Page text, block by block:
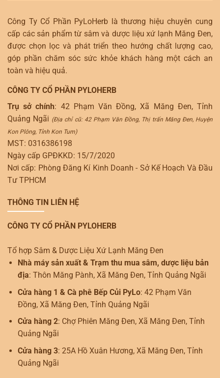
Công Ty Cổ Phần PyLoHerb là thương hiệu chuyên cung
cấp các sản phẩm từ sâm và dược liệu xứ lạnh Măng Đen,
được chọn lọc và phát triển theo hướng chất lượng cao,
góp phần chăm sóc sức khỏe khách hàng một cách an
toàn và hiệu quả.
CÔNG TY CỔ PHẦN PYLOHERB
Trụ sở chính: 42 Phạm Văn Đồng, Xã Măng Đen, Tỉnh
Quảng Ngãi (Địa chỉ cũ: 42 Phạm Văn Đồng, Thị trấn Măng Đen, Huyện
Kon Plông, Tỉnh Kon Tum)
MST: 0316386198
Ngày cấp GPĐKKD: 15/7/2020
Nơi cấp: Phòng Đăng Kí Kinh Doanh - Sở Kế Hoạch Và Đầu
Tư TPHCM
THÔNG TIN LIÊN HỆ
CÔNG TY CỔ PHẦN PYLOHERB
Tổ hợp Sâm & Dược Liệu Xứ Lạnh Măng Đen
Nhà máy sản xuất & Trạm thu mua sâm, dược liệu bản
địa: Thôn Măng Pành, Xã Măng Đen, Tỉnh Quảng Ngãi
Cửa hàng 1 & Cà phê Bếp Củi PyLo: 42 Phạm Văn
Đồng, Xã Măng Đen, Tỉnh Quảng Ngãi
Cửa hàng 2: Chợ Phiên Măng Đen, Xã Măng Đen, Tỉnh
Quảng Ngãi
Cửa hàng 3: 25A Hồ Xuân Hương, Xã Măng Đen, Tỉnh
Quảng Ngãi